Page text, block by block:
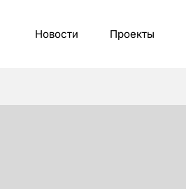
Новости Проекты